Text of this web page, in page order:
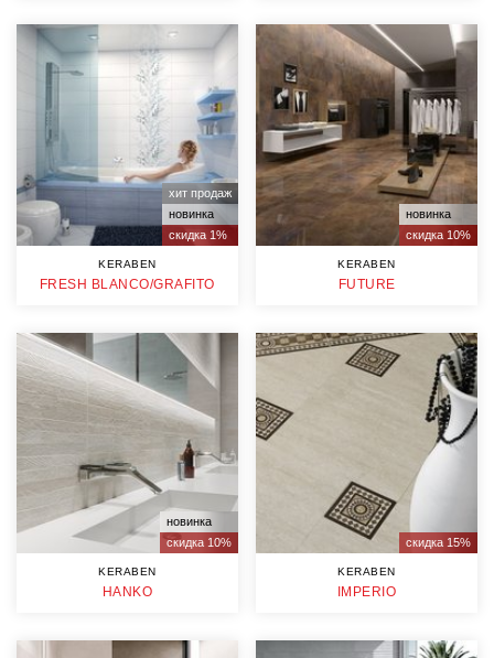
хит продаж
новинка
скидка 1%
KERABEN
FRESH BLANCO/GRAFITO
новинка
скидка 10%
KERABEN
FUTURE
новинка
скидка 10%
KERABEN
HANKO
скидка 15%
KERABEN
IMPERIO